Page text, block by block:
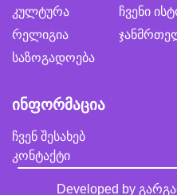
კულტურა
რელიგია
საზოგადოება
ჩვენი
ინფორმაცია
ჩვენ შესახებ
კონტაქტი
Developed by